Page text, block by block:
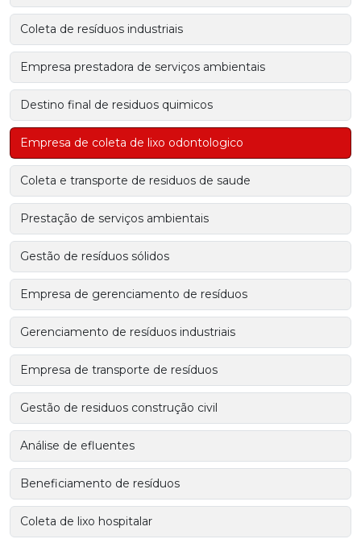
Coleta de resíduos industriais
Empresa prestadora de serviços ambientais
Destino final de residuos quimicos
Empresa de coleta de lixo odontologico
Coleta e transporte de residuos de saude
Prestação de serviços ambientais
Gestão de resíduos sólidos
Empresa de gerenciamento de resíduos
Gerenciamento de resíduos industriais
Empresa de transporte de resíduos
Gestão de residuos construção civil
Análise de efluentes
Beneficiamento de resíduos
Coleta de lixo hospitalar